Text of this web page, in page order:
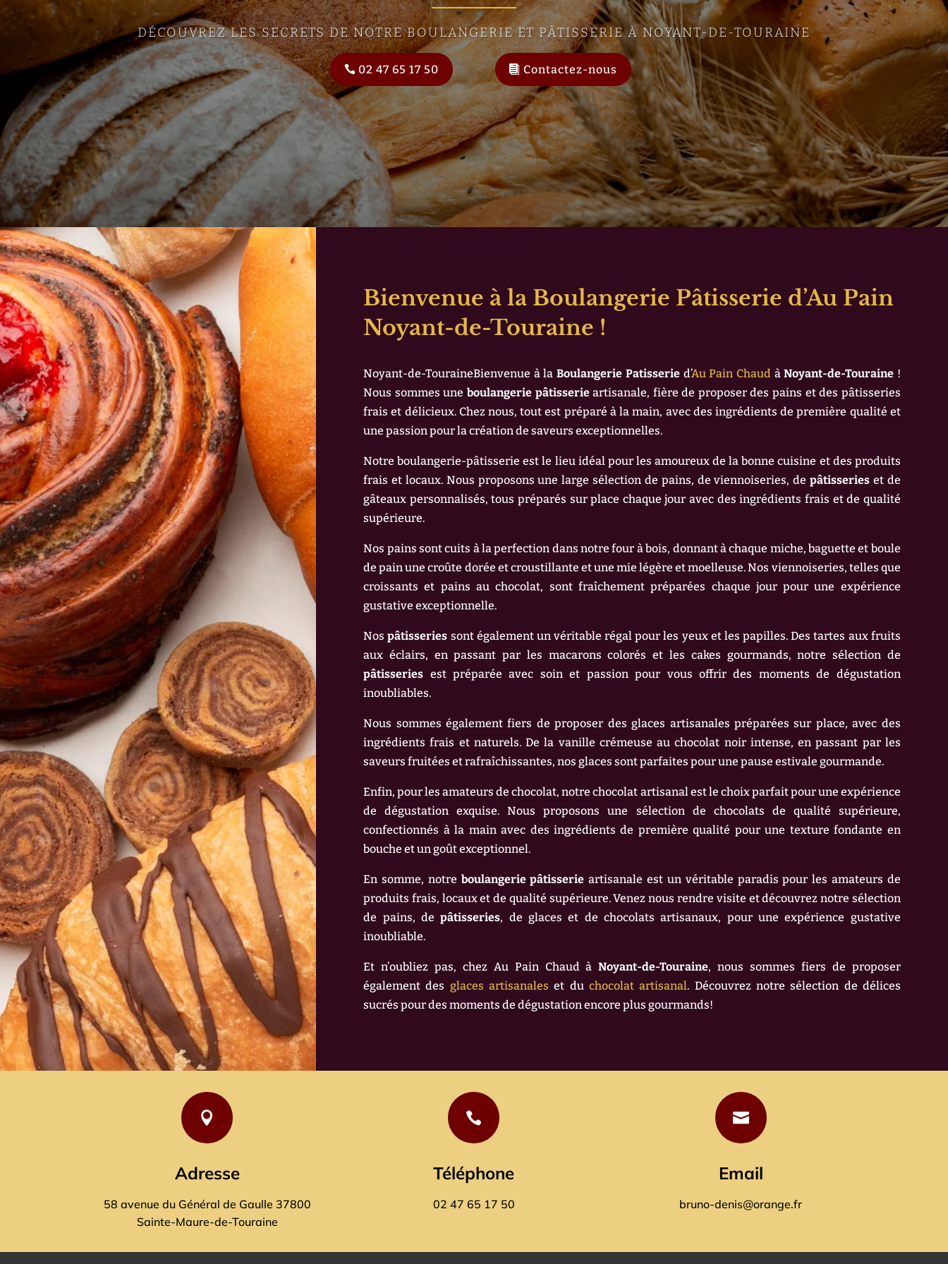
DÉCOUVREZ LES SECRETS DE NOTRE BOULANGERIE ET PÂTISSERIE À NOYANT-DE-TOURAINE
02 47 65 17 50 Contactez-nous
Bienvenue à la Boulangerie Pâtisserie d’Au Pain
Noyant-de-Touraine !
Noyant-de-TouraineBienvenue à laBoulangerie Patisseried’Au Pain ChaudàNoyant-de-Touraine !
Nous sommes une boulangerie pâtisserieartisanale, fière de proposer des pains et des pâtisseries
frais et délicieux. Chez nous, tout est préparé à la main, avec des ingrédients de première qualité et
une passion pour la création de saveurs exceptionnelles.
Notre boulangerie-pâtisserie est le lieu idéal pour les amoureux de la bonne cuisine et des produits
frais et locaux. Nous proposons une large sélection de pains, de viennoiseries, depâtisseries et de
gâteaux personnalisés, tous préparés sur place chaque jour avec des ingrédients frais et de qualité
supérieure.
Nos pains sont cuits à la perfection dans notre four à bois, donnant à chaque miche, baguette et boule
de pain une croûte dorée et croustillante et une mie légère et moelleuse. Nos viennoiseries, telles que
croissants et pains au chocolat, sont fraîchement préparées chaque jour pour une expérience
gustative exceptionnelle.
Nospâtisseries sont également un véritable régal pour les yeux et les papilles. Des tartes aux fruits
aux éclairs, en passant par les macarons colorés et les cakes gourmands, notre sélection de
pâtisseries est préparée avec soin et passion pour vous offrir des moments de dégustation
inoubliables.
Nous sommes également fiers de proposer des glaces artisanales préparées sur place, avec des
ingrédients frais et naturels. De la vanille crémeuse au chocolat noir intense, en passant par les
saveurs fruitées et rafraîchissantes, nos glaces sont parfaites pour une pause estivale gourmande.
Enfin, pour les amateurs de chocolat, notre chocolat artisanal est le choix parfait pour une expérience
de dégustation exquise. Nous proposons une sélection de chocolats de qualité supérieure,
confectionnés à la main avec des ingrédients de première qualité pour une texture fondante en
bouche et un goût exceptionnel.
En somme, notre boulangerie pâtisserie artisanale est un véritable paradis pour les amateurs de
produits frais, locaux et de qualité supérieure. Venez nous rendre visite et découvrez notre sélection
de pains, depâtisseries, de glaces et de chocolats artisanaux, pour une expérience gustative
inoubliable.
Et n’oubliez pas, chez Au Pain Chaud àNoyant-de-Touraine, nous sommes fiers de proposer
également des glaces artisanales et du chocolat artisanal. Découvrez notre sélection de délices
sucrés pour des moments de dégustation encore plus gourmands!

Adresse
58 avenue du Général de Gaulle 37800
Sainte-Maure-de-Touraine

Téléphone
02 47 65 17 50

Email
bruno-denis@orange.fr